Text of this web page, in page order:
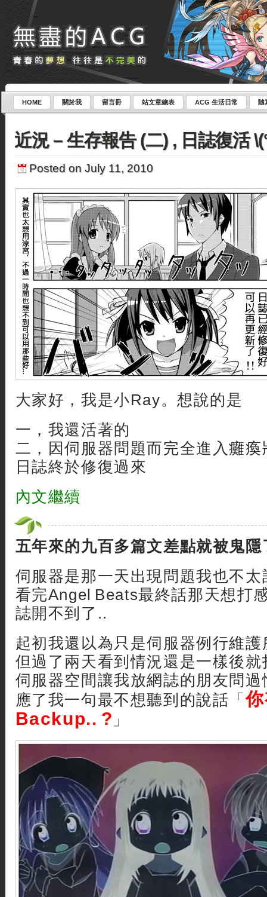
HOME 關於我 留言冊 站文章總表 ACG 生活日常 隨
近況 – 生存報告 (二) , 日誌復活
Posted on July 11, 2010
大家好，我是小Ray。想說的是
一，我還活著的
二，因伺服器問題而完全進入癱
日誌終於修復過來
內文繼續
五年來的九百多篇文差點就被鬼
伺服器是那一天出現問題我也不
看完Angel Beats最終話那天想打
誌開不到了..
起初我還以為只是伺服器例行維
但過了兩天看到情況還是一樣後
伺服器空間讓我放網誌的朋友問
應了我一句最不想聽到的說話「
Backup.. ? 」